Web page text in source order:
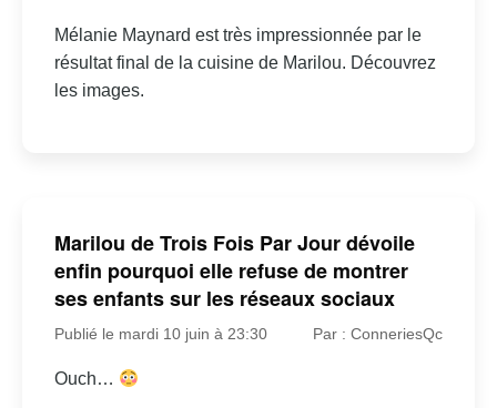
Mélanie Maynard est très impressionnée par le
résultat final de la cuisine de Marilou. Découvrez
les images.
Marilou de Trois Fois Par Jour dévoile
enfin pourquoi elle refuse de montrer
ses enfants sur les réseaux sociaux
Publié le mardi 10 juin à 23:30 Par : ConneriesQc
Ouch…